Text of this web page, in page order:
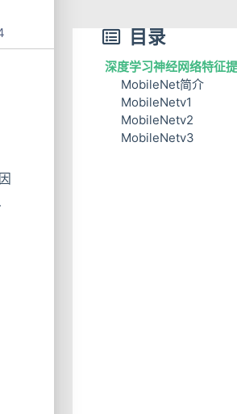
目录
深度学习神经网络特征提
MobileNet简介
MobileNetv1
深度可分离卷积
MobileNetv1的网
MobileNetv2
反残差结构和线性
MobileNetv3